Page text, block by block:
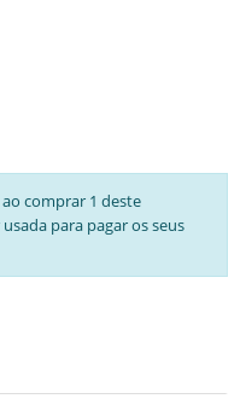
comprar 1 deste
para pagar os seus